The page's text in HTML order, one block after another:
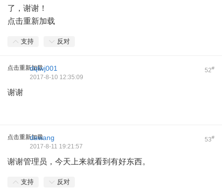
了，谢谢！
点击重新加载
支持 反对
点击重新加载 52#
dqlwj001
2017-8-10 12:35:09
谢谢
点击重新加载 53#
dawang
2017-8-11 19:21:57
谢谢管理员，今天上来就看到有好东西。
支持 反对